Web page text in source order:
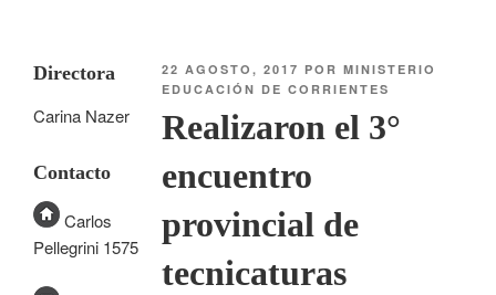
22 AGOSTO, 2017 PORMINISTERIO
EDUCACIÓN DE CORRIENTES
Realizaron el 3°
encuentro
provincial de
tecnicaturas
Directora
Carina Nazer
Contacto
Carlos
Pellegrini 1575